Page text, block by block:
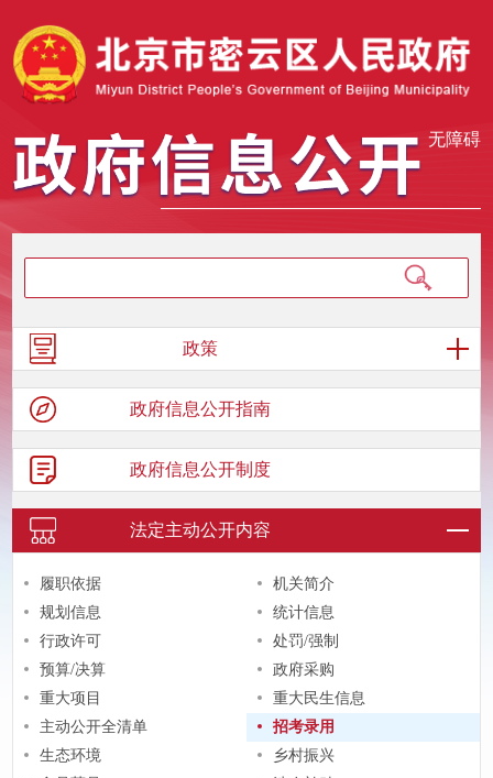
无障碍
政策
政府信息公开指南
政府信息公开制度
法定主动公开内容
履职依据
机关简介
规划信息
统计信息
行政许可
处罚/强制
预算/决算
政府采购
重大项目
重大民生信息
主动公开全清单
招考录用
生态环境
乡村振兴